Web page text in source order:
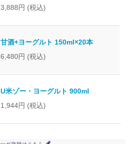
3,888円 (税込)
甘酒+ヨーグルト 150ml×20本
6,480円 (税込)
U米ゾー・ヨーグルト 900ml
1,944円 (税込)